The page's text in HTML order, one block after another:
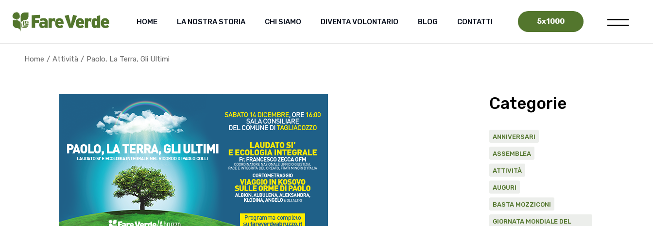
the
content
HOME LA NOSTRA STORIA CHI SIAMO DIVENTA VOLONTARIO BLOG CONTATTI 5x1000
Home Attività Paolo, La Terra, Gli Ultimi
Categorie
ANNIVERSARI
ASSEMBLEA
ATTIVITÀ
AUGURI
BASTA MOZZICONI
GIORNATA MONDIALE DEL